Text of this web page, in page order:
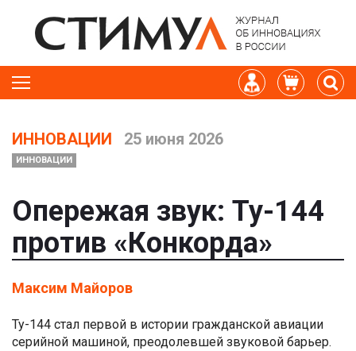
ИННОВАЦИИ 25 июня 2026
ИННОВАЦИИ
Опережая звук: Ту-144
против «Конкорда»
Максим Майоров
Ту-144 стал первой в истории гражданской авиации
серийной машиной, преодолевшей звуковой барьер.